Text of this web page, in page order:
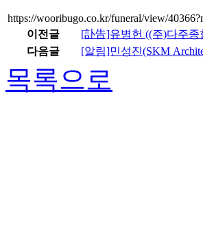
https://wooribugo.co.kr/funeral/view/
이전글
[訃告]유병헌 ((주)다주
다음글
[알림]민성진(SKM
목록으로